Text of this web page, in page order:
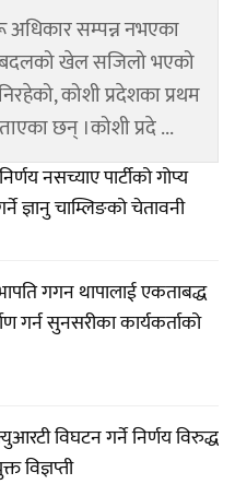
अधिकार सम्पन्न नभएका
खेल सजिलो भएको
कोशी प्रदेशका प्रथम
छन् ।कोशी प्रदे ...
नसच्याए पार्टीको गोप्य
ज्ञानु चाम्लिङको चेतावनी
गगन थापालाई एकताबद्ध
गर्न सुनसरीका कार्यकर्ताको
विघटन गर्ने निर्णय विरुद्ध
विज्ञप्ती